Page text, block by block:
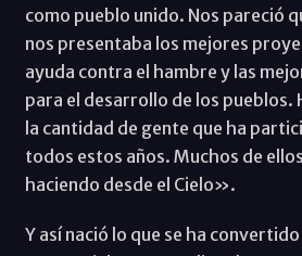
como pueblo unido. Nos pareció
nos presentaba los mejores
ayuda contra el hambre y las
para el desarrollo de los pueblos.
la cantidad de gente que ha
todos estos años. Muchos de
haciendo desde el Cielo».
Y así nació lo que se ha